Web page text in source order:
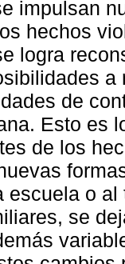
impulsan
hechos
logra
de
Esto es
de los
escuela o
se